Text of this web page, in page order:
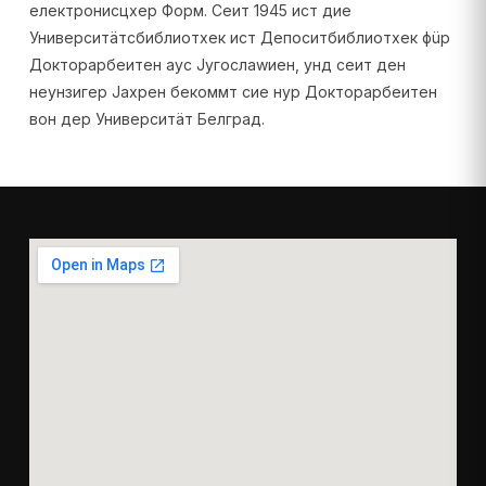
електронисцхер Форм. Сеит 1945 ист дие
Университäтсбиблиотхек ист Депоситбиблиотхек фüр
Докторарбеитен аус Југослаwиен, унд сеит ден
неунзигер Јахрен бекоммт сие нур Докторарбеитен
вон дер Университäт Белград.